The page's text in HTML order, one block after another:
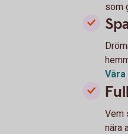
som
Vem
nära